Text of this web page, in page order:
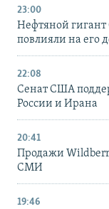
23:00
Нефтяной гигант
повлияли на его
22:08
Сенат США
России и Ирана
20:41
Продажи
СМИ
19:46